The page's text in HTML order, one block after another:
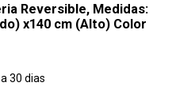
Reversible, Medidas:
x140 cm (Alto) Color
30 dias